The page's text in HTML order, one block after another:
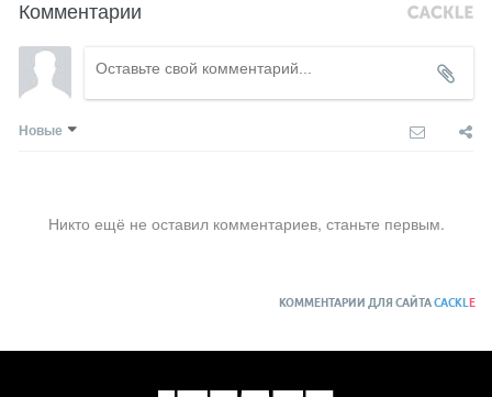
Комментарии
Новые
Никто ещё не оставил комментариев, станьте первым.
КОММЕНТАРИИ ДЛЯ САЙТАCACKL E